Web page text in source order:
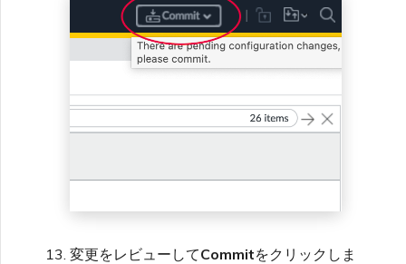
変更をレビューしてCommitをクリックしま